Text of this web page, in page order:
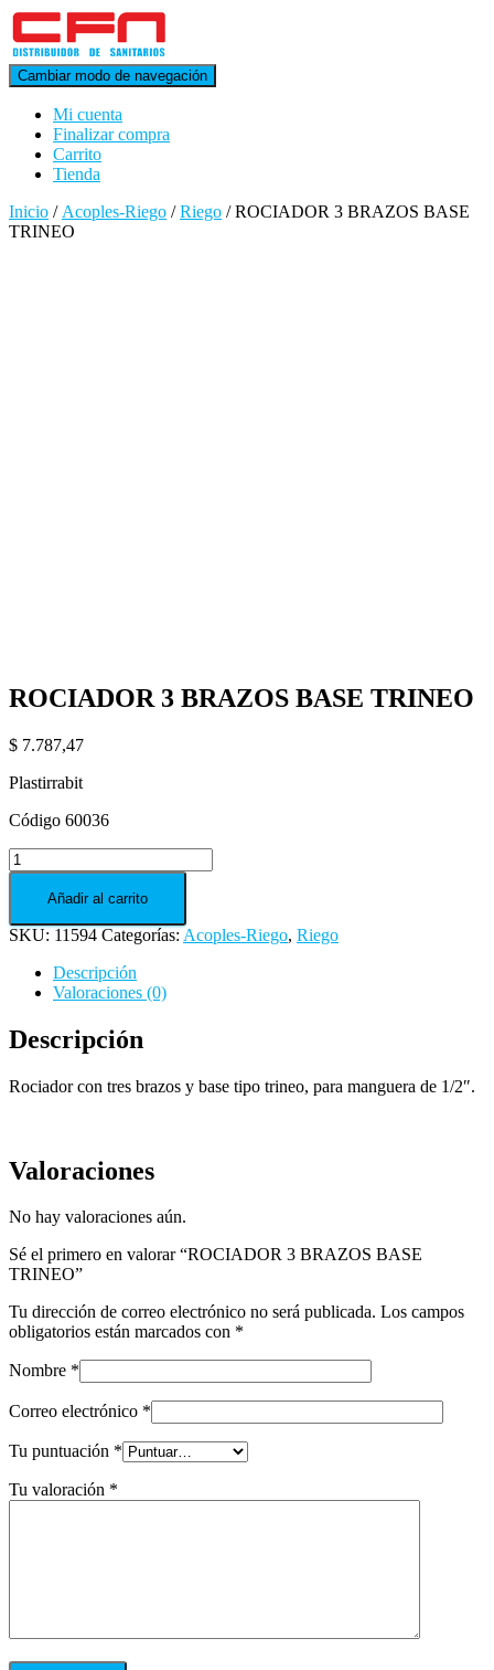
Cambiar modo de navegación
Mi cuenta
Finalizar compra
Carrito
Tienda
Inicio / Acoples-Riego /Riego / ROCIADOR 3 BRAZOS BASE
TRINEO
ROCIADOR 3 BRAZOS BASE TRINEO
$ 7.787,47
Plastirrabit
Código 60036
ROCIADOR
3
BRAZOS
TRINEO
Añadir al carrito
SKU: 11594 Categorías: Acoples-Riego, Riego
Descripción
Valoraciones (0)
Descripción
Rociador con tres brazos y base tipo trineo, para manguera de 1/2″.
Valoraciones
No hay valoraciones aún.
Sé el primero en valorar “ROCIADOR 3 BRAZOS BASE
TRINEO”
Tu dirección de correo electrónico no será publicada. Los campos
obligatorios están marcados con *
Nombre *
Correo electrónico *
Tu puntuación *
Tu valoración *